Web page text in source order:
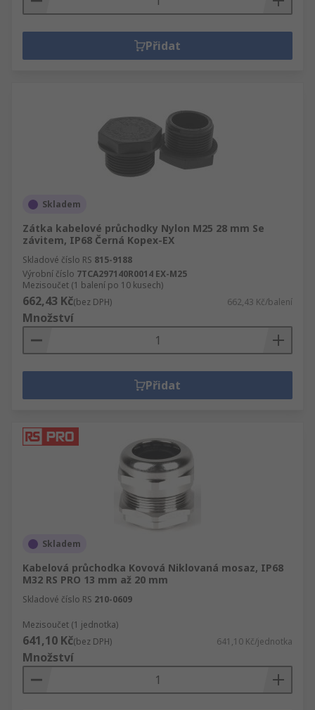
Přidat
Skladem
Zátka kabelové průchodky Nylon M25 28 mm Se
závitem, IP68 Černá Kopex-EX
Skladové číslo RS 815-9188
Výrobní číslo 7TCA297140R0014 EX-M25
Mezisoučet (1 balení po 10 kusech)
662,43 Kč(bez DPH) 662,43 Kč/balení
Množství
Přidat
Skladem
Kabelová průchodka Kovová Niklovaná mosaz, IP68
M32 RS PRO 13 mm až 20 mm
Skladové číslo RS 210-0609
Mezisoučet (1 jednotka)
641,10 Kč(bez DPH) 641,10 Kč/jednotka
Množství